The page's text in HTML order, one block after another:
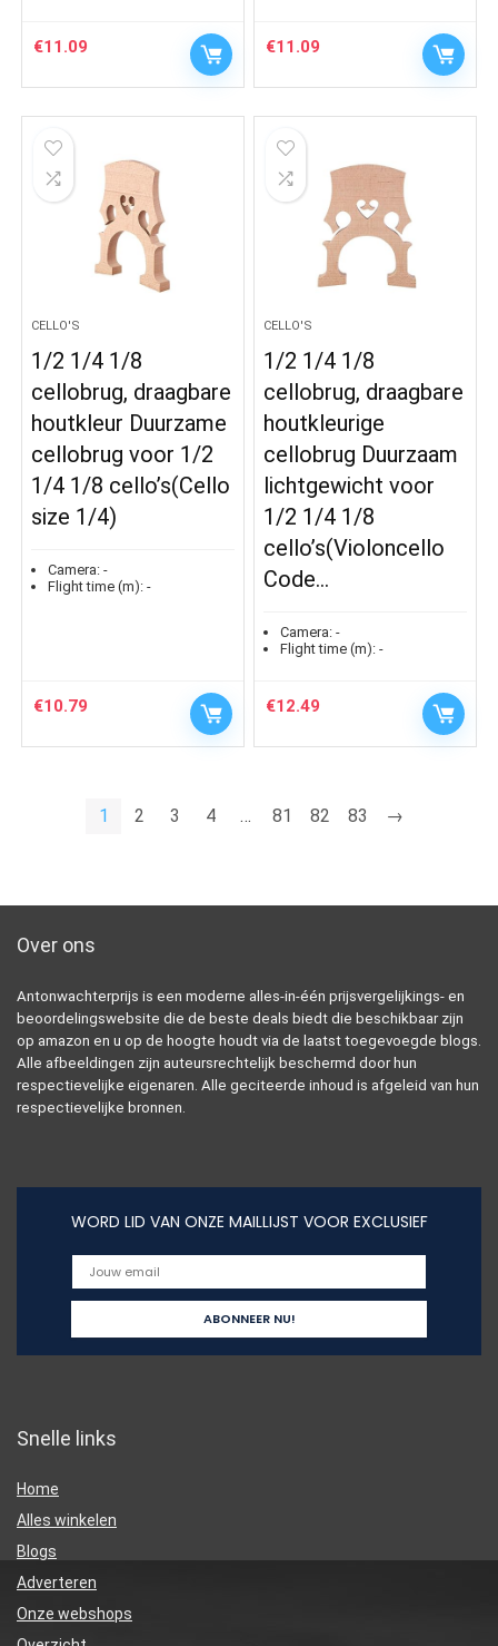
€11.09 €11.09
CELLO'S
1/2 1/4 1/8
cellobrug, draagbare
houtkleur Duurzame
cellobrug voor 1/2
1/4 1/8 cello’s(Cello
size 1/4)
Camera: -
Flight time (m): -
€10.79
CELLO'S
1/2 1/4 1/8
cellobrug, draagbare
houtkleurige
cellobrug Duurzaam
lichtgewicht voor
1/2 1/4 1/8
cello’s(Violoncello
Code…
Camera: -
Flight time (m): -
€12.49
1 2 3 4 … 81 82 83 →
Over ons
Antonwachterprijs is een moderne alles-in-één prijsvergelijkings- en
beoordelingswebsite die de beste deals biedt die beschikbaar zijn
op amazon en u op de hoogte houdt via de laatst toegevoegde blogs.
Alle afbeeldingen zijn auteursrechtelijk beschermd door hun
respectievelijke eigenaren. Alle geciteerde inhoud is afgeleid van hun
respectievelijke bronnen.
WORD LID VAN ONZE MAILLIJST VOOR EXCLUSIEF
Snelle links
Home
Alles winkelen
Blogs
Adverteren
Onze webshops